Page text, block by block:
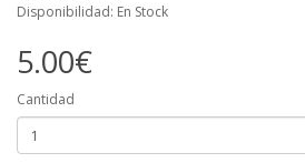
Disponibilidad: En Stock
5.00€
Cantidad